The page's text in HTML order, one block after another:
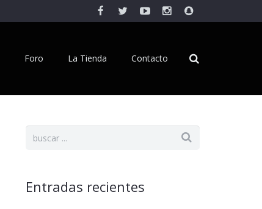
Foro La Tienda Contacto
Entradas recientes